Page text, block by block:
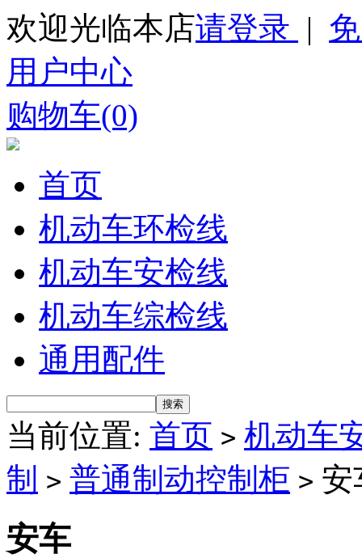
欢迎光临本店请登录 |
用户中心
购物车(0)
首页
机动车环检线
机动车安检线
机动车综检线
通用配件
当前位置: 首页 > 机动车
制 > 普通制动控制柜 > 安
安车